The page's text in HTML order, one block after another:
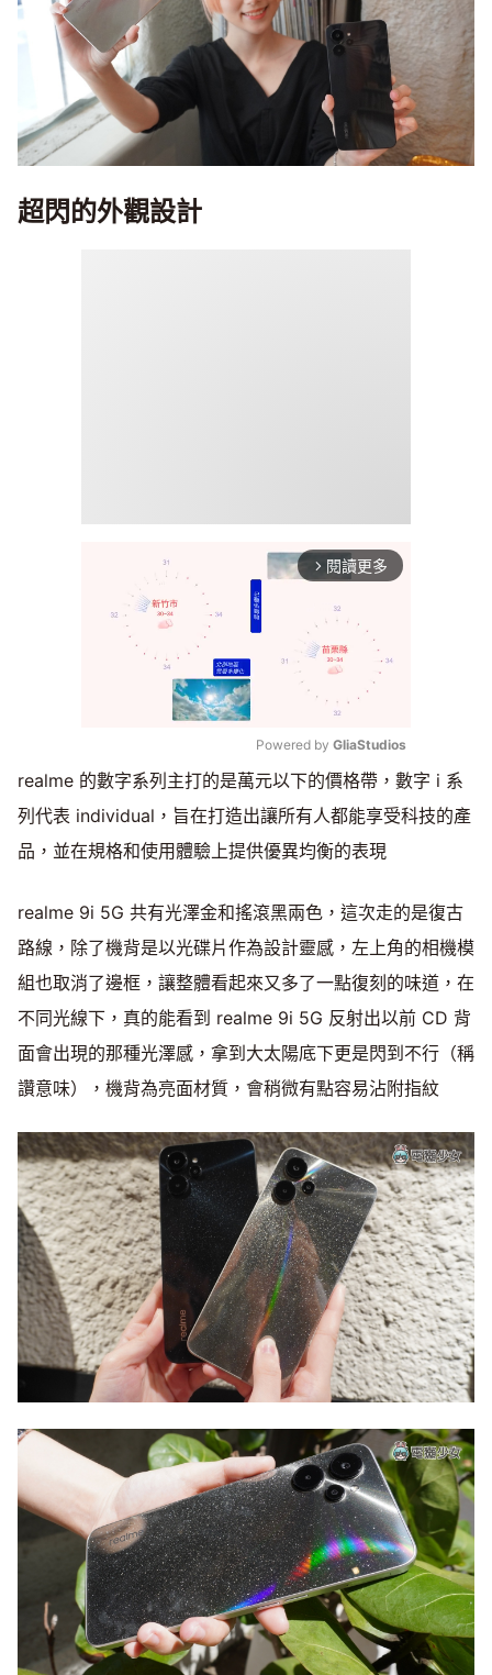
超閃的外觀設計
arrow_forward_ios 閱讀更多
Mute
Powered by GliaStudios
realme 的數字系列主打的是萬元以下的價格帶，數字 i 系
列代表 individual，旨在打造出讓所有人都能享受科技的產
品，並在規格和使用體驗上提供優異均衡的表現
realme 9i 5G 共有光澤金和搖滾黑兩色，這次走的是復古
路線，除了機背是以光碟片作為設計靈感，左上角的相機模
組也取消了邊框，讓整體看起來又多了一點復刻的味道，在
不同光線下，真的能看到 realme 9i 5G 反射出以前 CD 背
面會出現的那種光澤感，拿到大太陽底下更是閃到不行（稱
讚意味），機背為亮面材質，會稍微有點容易沾附指紋